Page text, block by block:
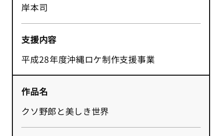
岸本司
支援内容
平成28年度沖縄ロケ制作支援事業
作品名
クソ野郎と美しき世界